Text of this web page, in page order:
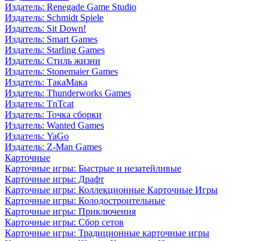
Издатель: Renegade Game Studio
Издатель: Schmidt Spiele
Издатель: Sit Down!
Издатель: Smart Games
Издатель: Starling Games
Издатель: Стиль жизни
Издатель: Stonemaier Games
Издатель: ТакаМака
Издатель: Thunderworks Games
Издатель: TnTcat
Издатель: Точка сборки
Издатель: Wanted Games
Издатель: YaGo
Издатель: Z-Man Games
Карточные
Карточные игры: Быстрые и незатейливые
Карточные игры: Драфт
Карточные игры: Коллекционные Карточные Игры
Карточные игры: Колодостроительные
Карточные игры: Приключения
Карточные игры: Сбор сетов
Карточные игры: Традиционные карточные игры